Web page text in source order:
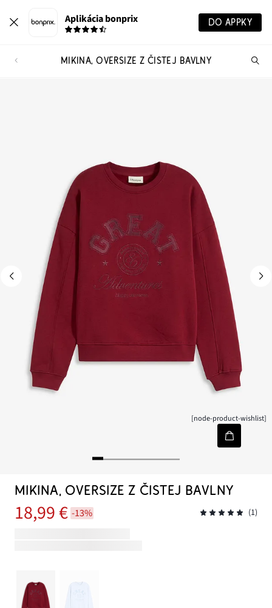
Aplikácia bonprix DO APPKY
MIKINA, OVERSIZE Z ČISTEJ BAVLNY
[node-product-wishlist]
MIKINA, OVERSIZE Z ČISTEJ BAVLNY
18,99 € -13% (1)